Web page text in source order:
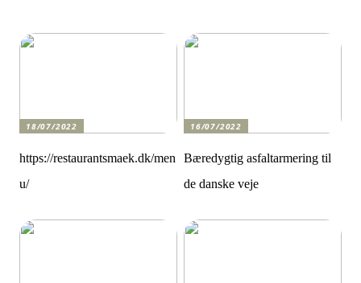
18/07/2022
https://restaurantsmaek.dk/men
u/
16/07/2022
Bæredygtig asfaltarmering til
de danske veje